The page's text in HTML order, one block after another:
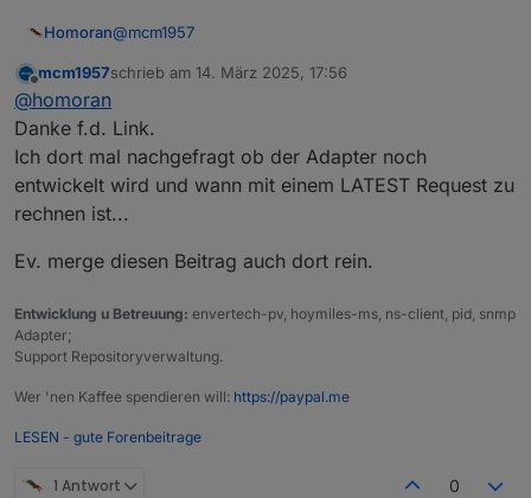
Homoran@mcm1957
https://forum.iobroker.net/post/868237
@icebear
warum machst du einen neuen Thread auf?
frag doch in dem Tester Thread
Offline
mcm1957schrieb am 14. März 2025, 17:56
zuletzt editiert von
@homoran
Danke f.d. Link.
Ich dort mal nachgefragt ob der Adapter noch
entwickelt wird und wann mit einem LATEST Request zu
rechnen ist...
Ev. merge diesen Beitrag auch dort rein.
Entwicklung u Betreuung: envertech-pv, hoymiles-ms, ns-client, pid, snmp
Adapter;
Support Repositoryverwaltung.
Wer 'nen Kaffee spendieren will: https://paypal.me
LESEN - gute Forenbeitrage
1 Antwort 0